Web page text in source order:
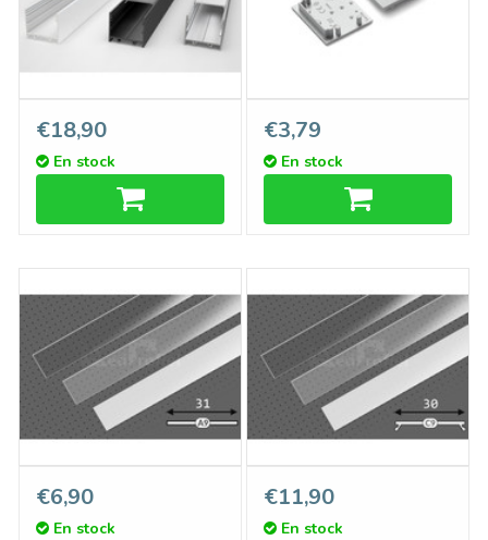
EVO302 31mm Profilé Led
en saillie 1m-2m
€18,90
En stock
Embouts EVO302, ensemble
de deux
€3,79
En stock
GlissCôté A9 en longueur
de 1m ou 2m
€6,90
En stock
Couvercle C9 ClickDessus
longueur 1m ou 2m
€11,90
En stock